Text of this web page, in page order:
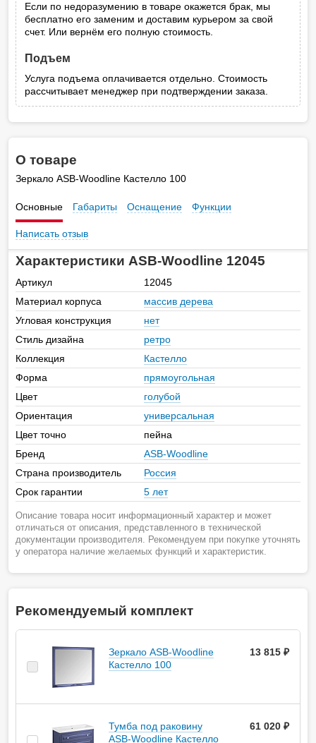
Если по недоразумению в товаре окажется брак, мы
бесплатно его заменим и доставим курьером за свой
счет. Или вернём его полную стоимость.
Подъем
Услуга подъема оплачивается отдельно. Стоимость
рассчитывает менеджер при подтверждении заказа.
О товаре
Зеркало ASB-Woodline Кастелло 100
Основные Габариты Оснащение Функции
Написать отзыв
Характеристики ASB-Woodline 12045
Артикул
12045
Материал корпуса
массив дерева
Угловая конструкция
нет
Стиль дизайна
ретро
Коллекция
Кастелло
Форма
прямоугольная
Цвет
голубой
Ориентация
универсальная
Цвет точно
пейна
Бренд
ASB-Woodline
Страна производитель
Россия
Срок гарантии
5 лет
Описание товара носит информационный характер и может
отличаться от описания, представленного в технической
документации производителя. Рекомендуем при покупке уточнять
у оператора наличие желаемых функций и характеристик.
Рекомендуемый комплект
Зеркало ASB-Woodline
Кастелло 100
13 815 ₽
Тумба под раковину
ASB-Woodline Кастелло
61 020 ₽